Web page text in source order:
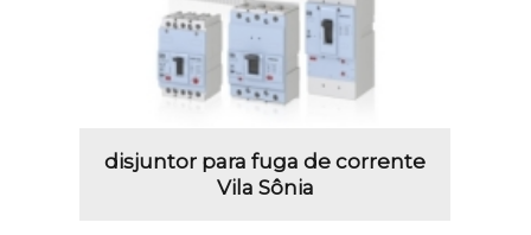
disjuntor para fuga de corrente
Vila Sônia